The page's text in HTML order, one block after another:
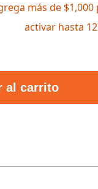
más de $1,000
activar hasta
al carrito